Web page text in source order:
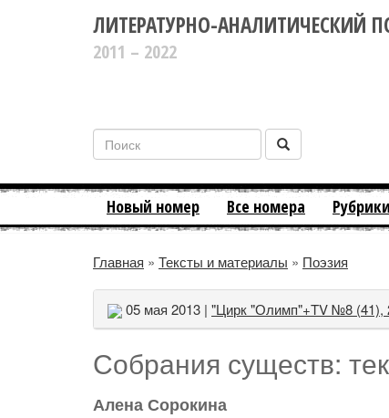
ЛИТЕРАТУРНО-АНАЛИТИЧЕСКИЙ
2011 – 2022
Новый номер Все номера Рубрики
Главная » Тексты и материалы » Поэзия
05 мая 2013 | "Цирк "Олимп"+TV №8 (41),
Собрания существ:
Алена Сорокина